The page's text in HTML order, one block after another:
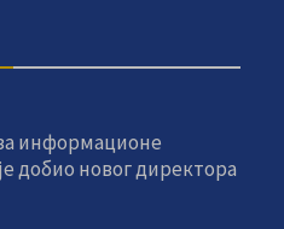
информационе
добио новог директора